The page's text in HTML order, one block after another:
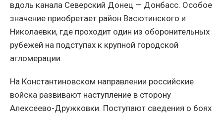
вдоль канала Северский Донец — Донбасс. Особое
значение приобретает район Васютинского и
Николаевки, где проходит один из оборонительных
рубежей на подступах к крупной городской
агломерации.
На Константиновском направлении российские
войска развивают наступление в сторону
Алексеево-Дружковки. Поступают сведения о боях